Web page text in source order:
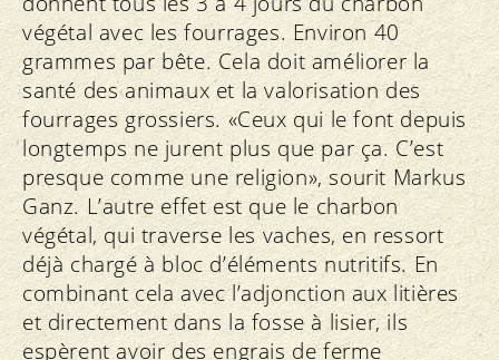
végétal avec les fourrages. Environ 40
grammes par bête. Cela doit améliorer la
santé des animaux et la valorisation des
fourrages grossiers. «Ceux qui le font depuis
longtemps ne jurent plus que par ça. C’est
presque comme une religion», sourit Markus
Ganz. L’autre effet est que le charbon
végétal, qui traverse les vaches, en ressort
déjà chargé à bloc d’éléments nutritifs. En
combinant cela avec l’adjonction aux litières
et directement dans la fosse à lisier, ils
espèrent avoir des engrais de ferme